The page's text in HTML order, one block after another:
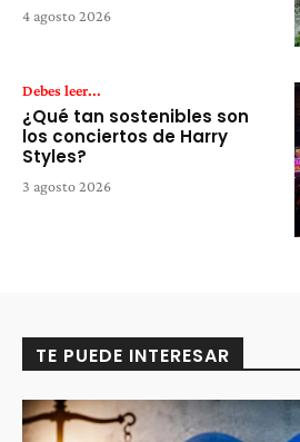
4 agosto 2026
Debes leer...
¿Qué tan sostenibles son
los conciertos de Harry
Styles?
3 agosto 2026
TE PUEDE INTERESAR